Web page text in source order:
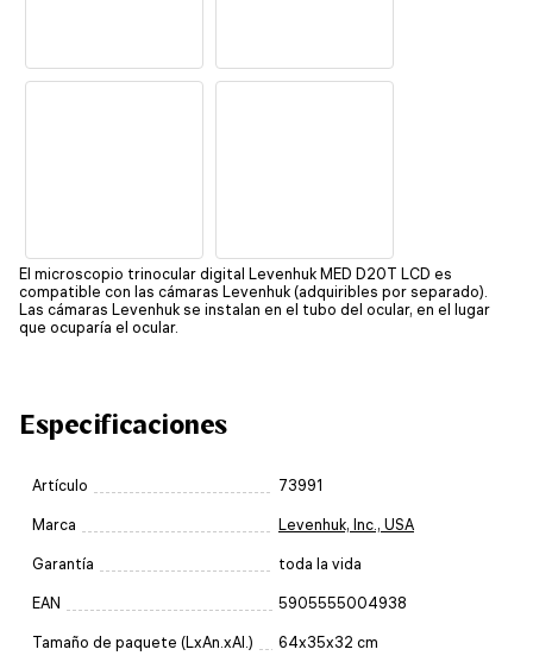
El microscopio trinocular digital Levenhuk MED D20T LCD es
compatible con las cámaras Levenhuk (adquiribles por separado).
Las cámaras Levenhuk se instalan en el tubo del ocular, en el lugar
que ocuparía el ocular.
Especificaciones
Artículo 73991
Marca Levenhuk, Inc., USA
Garantía toda la vida
EAN 5905555004938
Tamaño de paquete (LxAn.xAl.) 64x35x32 cm